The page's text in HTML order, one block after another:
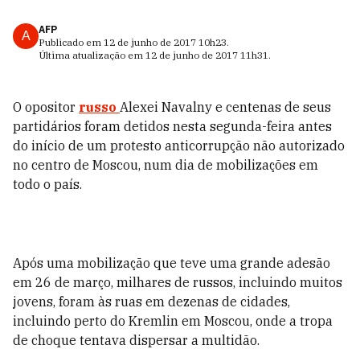
A
AFP
Publicado em 12 de junho de 2017 10h23.
Última atualização em 12 de junho de 2017 11h31.
O opositor russo Alexei Navalny e centenas de seus
partidários foram detidos nesta segunda-feira antes
do início de um protesto anticorrupção não autorizado
no centro de Moscou, num dia de mobilizações em
todo o país.
Após uma mobilização que teve uma grande adesão
em 26 de março, milhares de russos, incluindo muitos
jovens, foram às ruas em dezenas de cidades,
incluindo perto do Kremlin em Moscou, onde a tropa
de choque tentava dispersar a multidão.